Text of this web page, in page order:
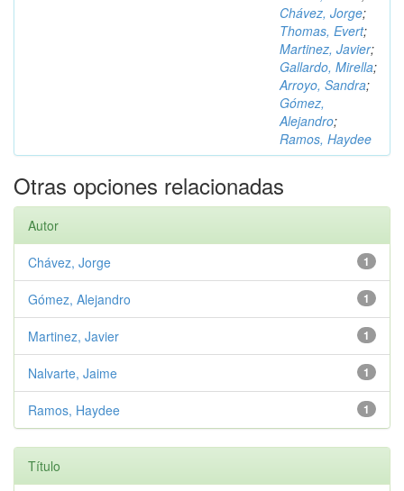
Chávez, Jorge;
Thomas, Evert;
Martinez, Javier;
Gallardo, Mirella;
Arroyo, Sandra;
Gómez,
Alejandro;
Ramos, Haydee
Otras opciones relacionadas
Autor
1
Chávez, Jorge
1
Gómez, Alejandro
1
Martinez, Javier
1
Nalvarte, Jaime
1
Ramos, Haydee
Título